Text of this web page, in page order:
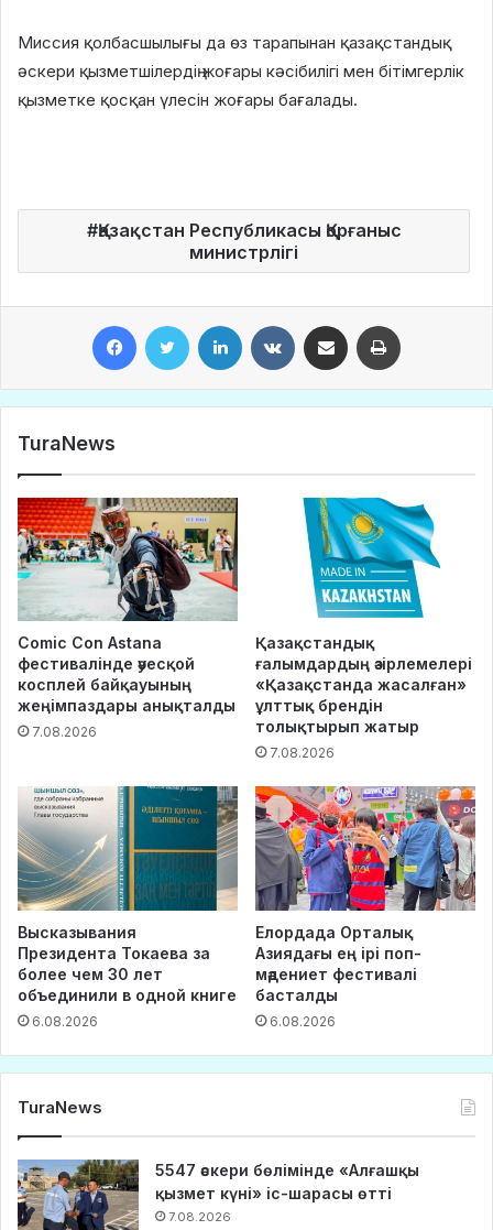
Миссия қолбасшылығы да өз тарапынан қазақстандық
әскери қызметшілердің жоғары кәсібилігі мен бітімгерлік
қызметке қосқан үлесін жоғары бағалады.
Қазақстан Республикасы Қорғаныс
министрлігі
TuraNews
Comic Con Astana
фестивалінде әуесқой
косплей байқауының
жеңімпаздары анықталды
7.08.2026
Қазақстандық
ғалымдардың әзірлемелері
«Қазақстанда жасалған»
ұлттық брендін
толықтырып жатыр
7.08.2026
Высказывания
Президента Токаева за
более чем 30 лет
объединили в одной книге
6.08.2026
Елордада Орталық
Азиядағы ең ірі поп-
мәдениет фестивалі
басталды
6.08.2026
TuraNews
5547 әскери бөлімінде «Алғашқы
қызмет күні» іс-шарасы өтті
7.08.2026